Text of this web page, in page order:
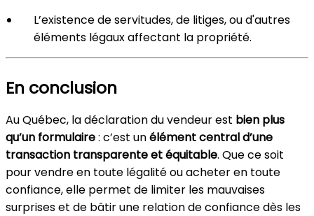
L’existence de servitudes, de litiges, ou d'autres
éléments légaux affectant la propriété.
En conclusion
Au Québec, la déclaration du vendeur est bien plus
qu’un formulaire: c’est unélément central d’une
transaction transparente et équitable. Que ce soit
pour vendre en toute légalité ou acheter en toute
confiance, elle permet de limiter les mauvaises
surprises et de bâtir une relation de confiance dès les